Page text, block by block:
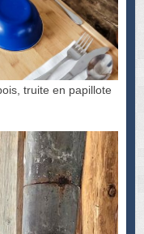
truite en papillote